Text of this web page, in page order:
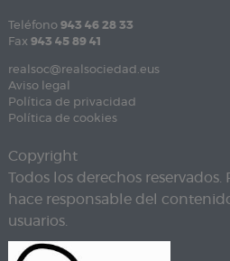
Teléfono 943 46 28 33
Fax 943 45 89 41
realsoc@realsociedad.eus
Aviso legal
Política de privacidad
Política de cookies
Copyright
Todos los derechos reservados.
hace responsable del
usuarios.